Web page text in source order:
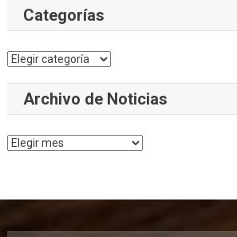
Categorías
Categorías
Archivo de Noticias
Archivo